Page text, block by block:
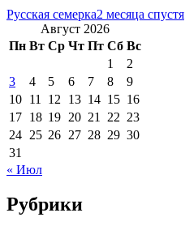
Русская семерка2 месяца спустя
Август 2026
Пн Вт Ср Чт Пт Сб Вс
1
2
3
4 5 6 7 8
9
10 11 12 13 14 15 16
17 18 19 20 21 22 23
24 25 26 27 28 29 30
31
« Июл
Рубрики